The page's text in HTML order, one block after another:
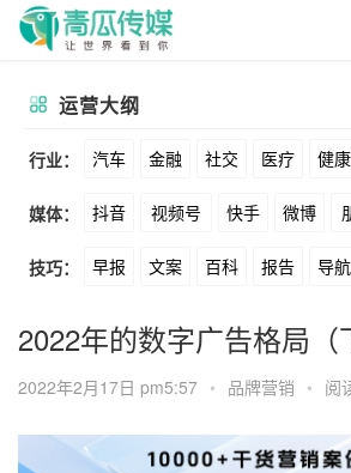
运营大纲
行业： 汽车 金融 社交 医疗 健康
动漫 美妆 美食 家装 教育
酒旅 母婴 宠物 文娱 跨境
广告 元宇宙 房地产
媒体： 抖音 视频号 快手 微博
公众号 B站 小红书 头条
Soul 360 百度 搜狗 爱
美图 最右 神马 谷歌
Tiktok YouTube Yahoo
技巧： 早报 文案 百科 报告 导航
卖货 脚本 话术 电商 私域
涨粉 广告 推广 方案 策划
数据 拉新 活动 用户
2022年的数字广告格局（
2022年2月17日 pm5:57 • 品牌营销 • 阅